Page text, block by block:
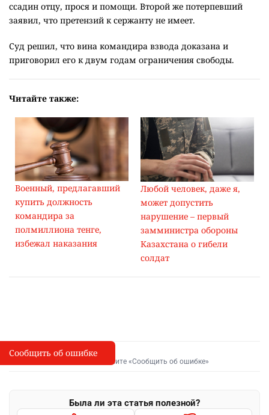
ссадин отцу, прося и помощи. Второй же потерпевший
заявил, что претензий к сержанту не имеет.
Суд решил, что вина командира взвода доказана и
приговорил его к двум годам ограничения свободы.
Читайте также:
Военный, предлагавший
купить должность
командира за
полмиллиона тенге,
избежал наказания
Любой человек, даже я,
может допустить
нарушение – первый
замминистра обороны
Казахстана о гибели
солдат
I
Сообщить об опечатке
Выделите фрагмент и нажмите «Сообщить об ошибке»
Была ли эта статья полезной?
Сообщить об ошибке